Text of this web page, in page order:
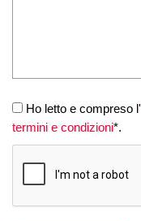
Ho letto e compreso l'
termini e condizioni*.